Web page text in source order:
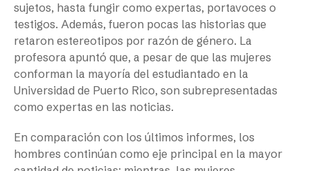
sujetos, hasta fungir como expertas, portavoces o
testigos. Además, fueron pocas las historias que
retaron estereotipos por razón de género. La
profesora apuntó que, a pesar de que las mujeres
conforman la mayoría del estudiantado en la
Universidad de Puerto Rico, son subrepresentadas
como expertas en las noticias.
En comparación con los últimos informes, los
hombres continúan como eje principal en la mayor